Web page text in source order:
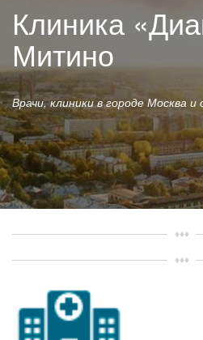
Клиника
Митино
Врачи, клиники в городе Москва